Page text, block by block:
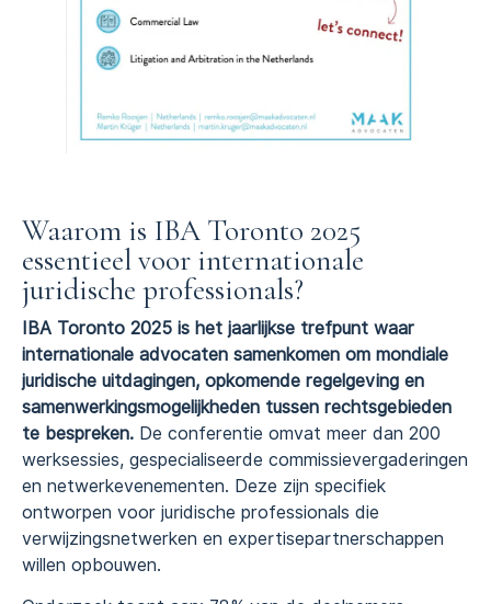
Waarom is IBA Toronto 2025
essentieel voor internationale
juridische professionals?
IBA Toronto 2025 is het jaarlijkse trefpunt waar
internationale advocaten samenkomen om mondiale
juridische uitdagingen, opkomende regelgeving en
samenwerkingsmogelijkheden tussen rechtsgebieden
te bespreken. De conferentie omvat meer dan 200
werksessies, gespecialiseerde commissievergaderingen
en netwerkevenementen. Deze zijn specifiek
ontworpen voor juridische professionals die
verwijzingsnetwerken en expertisepartnerschappen
willen opbouwen.